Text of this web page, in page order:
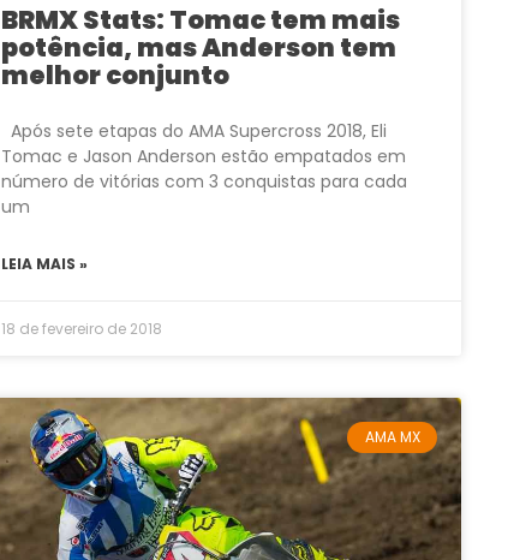
BRMX Stats: Tomac tem mais
potência, mas Anderson tem
melhor conjunto
Após sete etapas do AMA Supercross 2018, Eli
Tomac e Jason Anderson estão empatados em
número de vitórias com 3 conquistas para cada
um
LEIA MAIS »
18 de fevereiro de 2018
AMA MX